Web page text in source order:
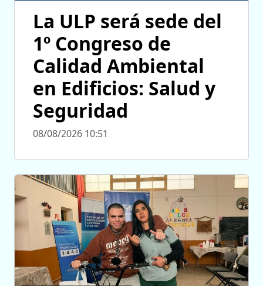
La ULP será sede del
1º Congreso de
Calidad Ambiental
en Edificios: Salud y
Seguridad
08/08/2026 10:51